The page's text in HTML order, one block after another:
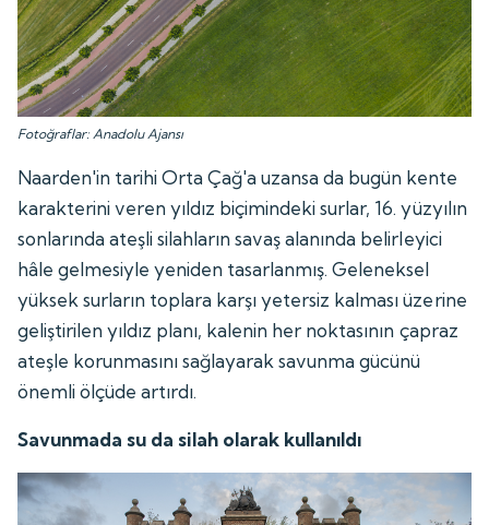
Fotoğraflar: Anadolu Ajansı
Naarden'in tarihi Orta Çağ'a uzansa da bugün kente
karakterini veren yıldız biçimindeki surlar, 16. yüzyılın
sonlarında ateşli silahların savaş alanında belirleyici
hâle gelmesiyle yeniden tasarlanmış. Geleneksel
yüksek surların toplara karşı yetersiz kalması üzerine
geliştirilen yıldız planı, kalenin her noktasının çapraz
ateşle korunmasını sağlayarak savunma gücünü
önemli ölçüde artırdı.
Savunmada su da silah olarak kullanıldı